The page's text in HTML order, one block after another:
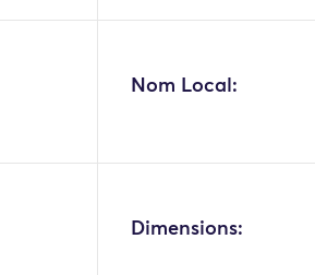
Nom Local:
Dimensions: